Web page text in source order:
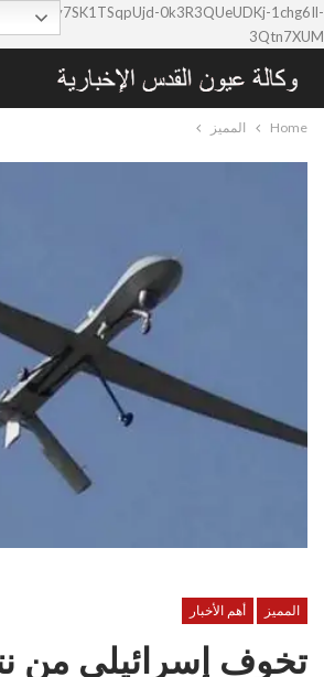
0k3R3QUeUDKj-1chg6Il-
3Qtn7XUM
Home المميز
المميز أهم الأخبار
تخوف إسرائيلي من